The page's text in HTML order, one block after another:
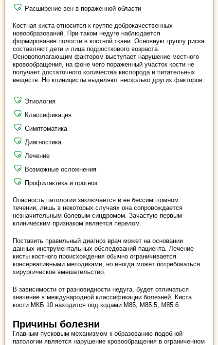
Расширение вен в пораженной области
Костная киста относится к группе доброкачественных
новообразований. При таком недуге наблюдается
формирование полости в костной ткани. Основную группу риска
составляют дети и лица подросткового возраста.
Основополагающим фактором выступает нарушение местного
кровообращения, на фоне чего пораженный участок кости не
получает достаточного количества кислорода и питательных
веществ. Но клиницисты выделяют несколько других факторов.
Этиология
Классификация
Симптоматика
Диагностика
Лечение
Возможные осложнения
Профилактика и прогноз
Опасность патологии заключается в ее бессимптомном
течении, лишь в некоторых случаях она сопровождается
незначительным болевым синдромом. Зачастую первым
клиническим признаком является перелом.
Поставить правильный диагноз врач может на основании
данных инструментальных обследований пациента. Лечение
кисты костного происхождения обычно ограничивается
консервативными методиками, но иногда может потребоваться
хирургическое вмешательство.
В зависимости от разновидности недуга, будет отличаться
значение в международной классификации болезней. Киста
кости МКБ 10 находится под кодами М85, М85.5, М85.6.
Причины болезни
Главным пусковым механизмом к образованию подобной
патологии является нарушение кровообращения в ограниченном